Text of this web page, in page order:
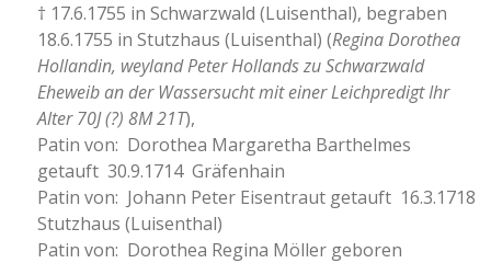
† 17.6.1755 in Schwarzwald (Luisenthal), begraben
18.6.1755 in Stutzhaus (Luisenthal) (Regina Dorothea
Hollandin, weyland Peter Hollands zu Schwarzwald
Eheweib an der Wassersucht mit einer Leichpredigt Ihr
Alter 70J (?) 8M 21T),
Patin von: Dorothea Margaretha Barthelmes
getauft 30.9.1714 Gräfenhain
Patin von: Johann Peter Eisentraut getauft 16.3.1718
Stutzhaus (Luisenthal)
Patin von: Dorothea Regina Möller geboren